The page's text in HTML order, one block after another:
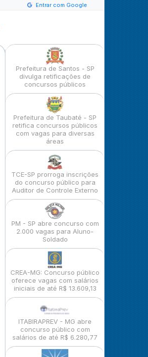
Entrar com Google
Prefeitura de Santos - SP
divulga retificações de
concursos públicos
Prefeitura de Taubaté - SP
retifica concursos públicos
com vagas para diversas
áreas
TCE-SP prorroga inscrições
do concurso público para
Auditor de Controle Externo
PM - SP abre concurso com
2.000 vagas para Aluno-
Soldado
CREA-MG: Concurso público
oferece vagas com salários
iniciais de até R$ 13.609,13
ITABIRAPREV - MG abre
concurso público com
salários de até R$ 6.280,77